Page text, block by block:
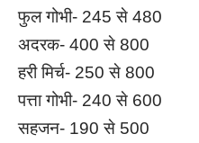
फुल गोभी- 245 से 480
अदरक- 400 से 800
हरी मिर्च- 250 से 800
पत्ता गोभी- 240 से 600
सहजन- 190 से 500